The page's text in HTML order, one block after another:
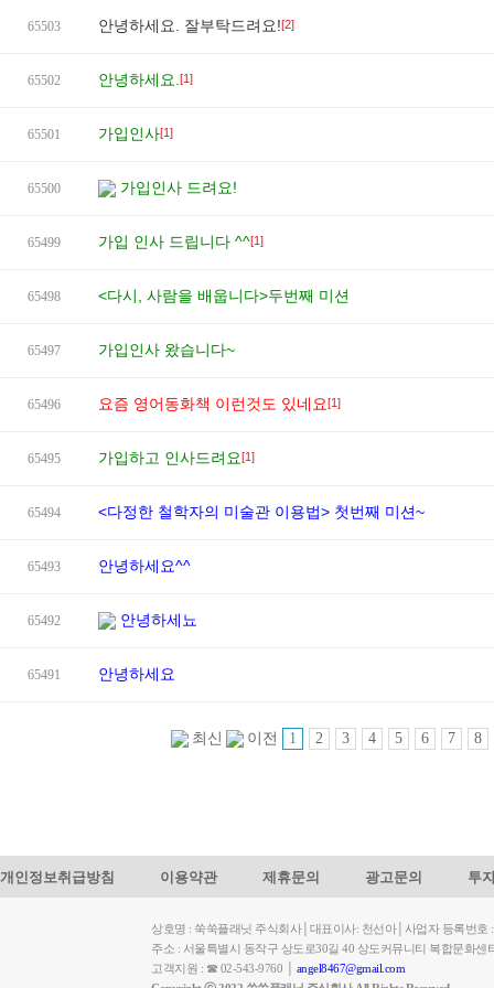
65503 안녕하세요. 잘부탁드려요![2]
65502 안녕하세요. [1]
65501 가입인사[1]
65500 가입인사 드려요!
65499 가입 인사 드립니다 ^^[1]
65498 <다시, 사람을 배웁니다>두번째 미션
65497 가입인사 왔습니다~
65496 요즘 영어동화책 이런것도 있네요[1]
65495 가입하고 인사드려요[1]
65494 <다정한 철학자의 미술관 이용법> 첫번째 미션~
65493 안녕하세요^^
65492 안녕하세뇨
65491 안녕하세요
최신 이전 1 2 3 4 5 6 7 8
개인정보취급방침 이용약관 제휴문의 광고문의 투
상호명 : 쑥쑥플래닛 주식회사│대표이사: 천선아│사업자 등록번호
주소 : 서울특별시 동작구 상도로30길 40 상도커뮤니티 복합문화
고객지원 : ☎ 02-543-9760 │ angel8467@gmail.com